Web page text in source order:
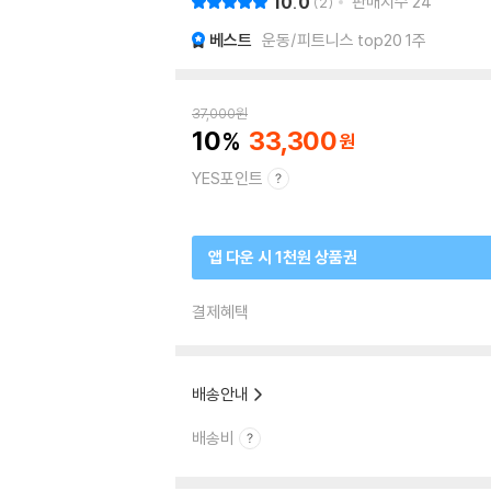
베스트 운동/피트니스 top20 1주
37,000원
10 33,300
YES포인트
앱 다운 시 1천원 상품권
결제혜택
배송안내
배송비